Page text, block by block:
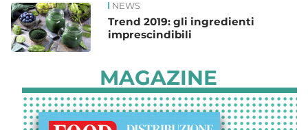
News NEWS
Trend 2019: gli ingredienti
imprescindibili
MAGAZINE